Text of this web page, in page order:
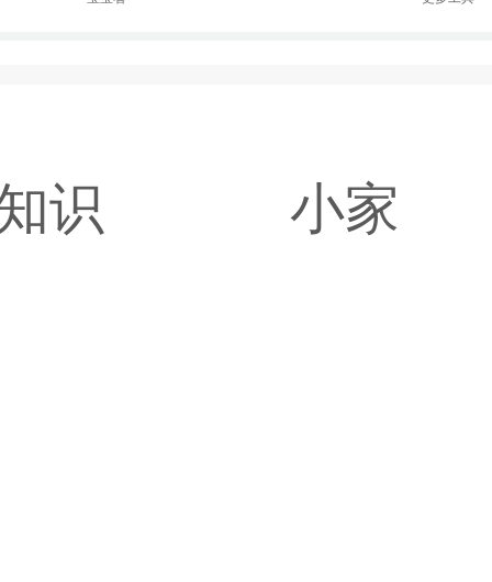
识 小家